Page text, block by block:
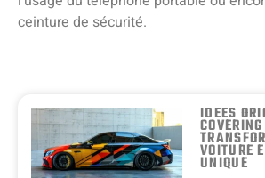
ceinture de sécurité.
IDÉES
VOITURE
UNIQUE